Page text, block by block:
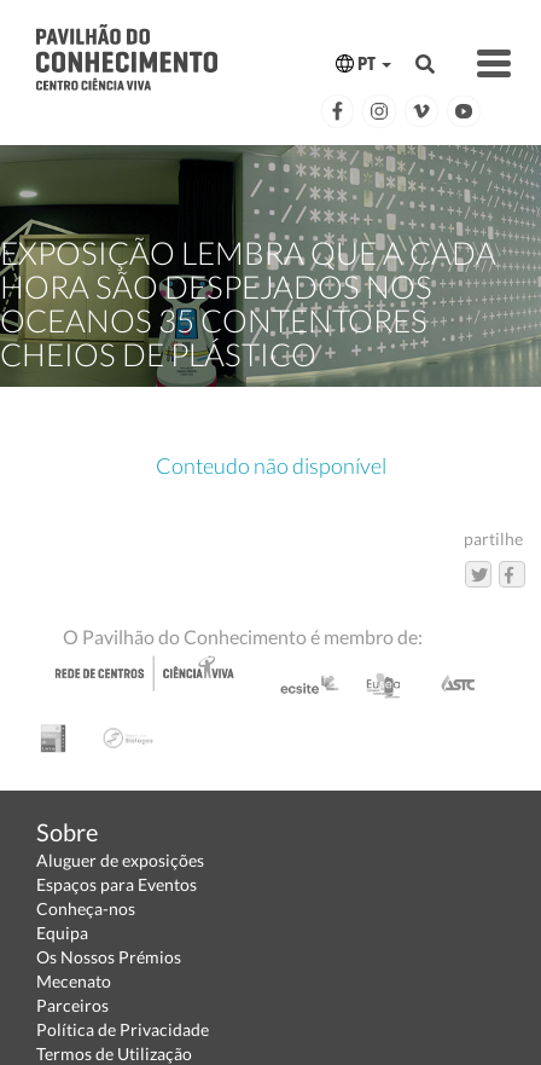
PT
EXPOSIÇÃO LEMBRA QUE A CADA
HORA SÃO DESPEJADOS NOS
OCEANOS 35 CONTENTORES
CHEIOS DE PLÁSTICO
Conteudo não disponível
partilhe
O Pavilhão do Conhecimento é membro de:
Sobre
Aluguer de exposições
Espaços para Eventos
Conheça-nos
Equipa
Os Nossos Prémios
Mecenato
Parceiros
Política de Privacidade
Termos de Utilização